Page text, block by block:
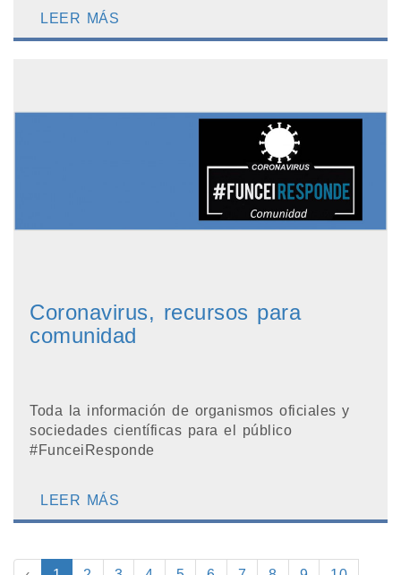
LEER MÁS
Coronavirus, recursos para
comunidad
Toda la información de organismos oficiales y
sociedades científicas para el público
#FunceiResponde
LEER MÁS